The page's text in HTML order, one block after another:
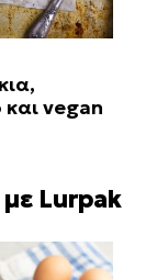
vegan
Lurpak